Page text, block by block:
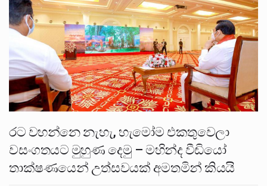
රට වහන්නෙ නැහැ, හැමෝම එකතුවෙලා
වසංගතයට මුහුණ දෙමු – මහින්ද වීඩියෝ
තාක්ෂණයෙන් උත්සවයක් අමතමින් කියයි